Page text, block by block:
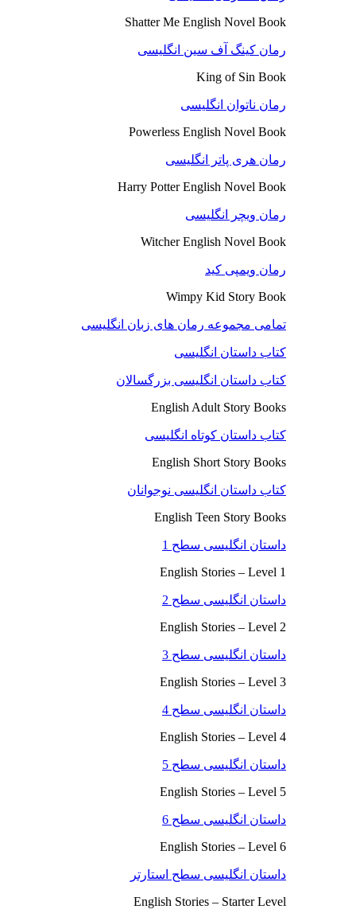
Shatter Me English Novel Book
رمان کینگ آف سین انگلیسی
King of Sin Book
رمان ناتوان انگلیسی
Powerless English Novel Book
رمان هری پاتر انگلیسی
Harry Potter English Novel Book
رمان ویچر انگلیسی
Witcher English Novel Book
رمان ویمپی کید
Wimpy Kid Story Book
تمامی مجموعه رمان های زبان انگلیسی
کتاب داستان انگلیسی
کتاب داستان انگلیسی بزرگسالان
English Adult Story Books
کتاب داستان کوتاه انگلیسی
English Short Story Books
کتاب داستان انگلیسی نوجوانان
English Teen Story Books
داستان انگلیسی سطح 1
English Stories – Level 1
داستان انگلیسی سطح 2
English Stories – Level 2
داستان انگلیسی سطح 3
English Stories – Level 3
داستان انگلیسی سطح 4
English Stories – Level 4
داستان انگلیسی سطح 5
English Stories – Level 5
داستان انگلیسی سطح 6
English Stories – Level 6
داستان انگلیسی سطح استارتر
English Stories – Starter Level